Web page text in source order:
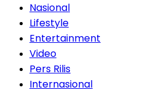
Nasional
Lifestyle
Entertainment
Video
Pers Rilis
Internasional